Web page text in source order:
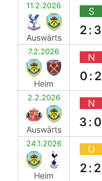
11.2.2026
Auswärts
S
2:3
7.2.2026
Heim
N
0:2
2.2.2026
Auswärts
N
3:0
24.1.2026
Heim
U
2:2